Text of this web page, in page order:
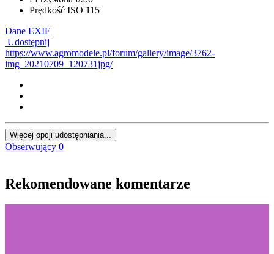
Prędkość ISO 115
Dane EXIF
Udostępnij
https://www.agromodele.pl/forum/gallery/image/3762-
img_20210709_120731jpg/
Więcej opcji udostępniania...
Obserwujący 0
Rekomendowane komentarze